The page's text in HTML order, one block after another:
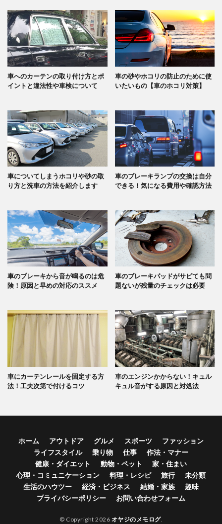
車へのカーテンの取り付け方とポ
イントと違法性や車検について
車の砂やホコリの防止のために使
いたいもの【車のホコリ対策】
車についてしまうホコリや砂の取
り方と洗車の方法を紹介します
車のブレーキランプの交換は自分
できる！気になる費用や確認方法
車のブレーキから音が鳴るのは危
険！原因と早めの対応のススメ
車のブレーキパッドがサビても問
題ないが残量のチェックは必要
車にカーテンレールを固定する方
法！工夫次第で付けるコツ
車のエンジンかからない！キュル
キュル音がする原因と対処法
ホーム アウトドア グルメ スポーツ
ファッション
ライフスタイル
乗り物 仕事
作法・マナー
健康・ダイエット
動物・ペット
家・住まい
心理・コミュニケーション
料理・レシピ 旅行
未分類
生活のハウツー
経済・ビジネス 結婚・家族
趣味
プライバシーポリシー
お問い合わせフォーム
© Copyright 2026 オヤジのメモログ.